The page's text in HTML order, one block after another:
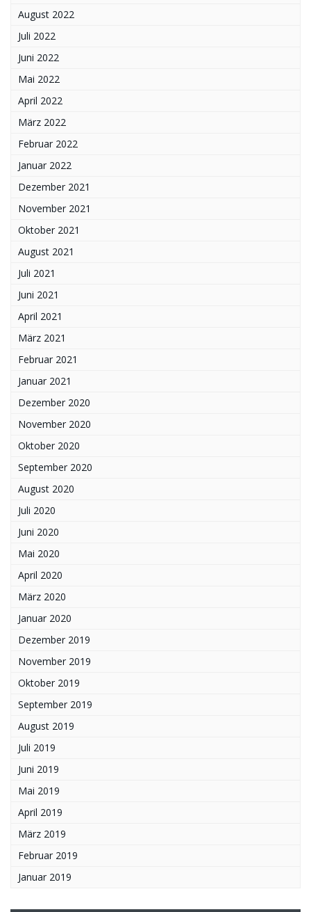
August 2022
Juli 2022
Juni 2022
Mai 2022
April 2022
März 2022
Februar 2022
Januar 2022
Dezember 2021
November 2021
Oktober 2021
August 2021
Juli 2021
Juni 2021
April 2021
März 2021
Februar 2021
Januar 2021
Dezember 2020
November 2020
Oktober 2020
September 2020
August 2020
Juli 2020
Juni 2020
Mai 2020
April 2020
März 2020
Januar 2020
Dezember 2019
November 2019
Oktober 2019
September 2019
August 2019
Juli 2019
Juni 2019
Mai 2019
April 2019
März 2019
Februar 2019
Januar 2019